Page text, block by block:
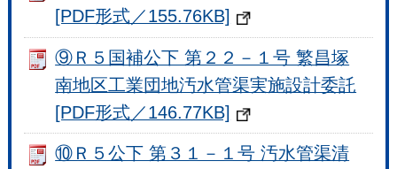
[PDF形式／155.76KB]
⑨Ｒ５国補公下 第２２－１号 繁昌塚
南地区工業団地汚水管渠実施設計委託
[PDF形式／146.77KB]
⑩Ｒ５公下 第３１－１号 汚水管渠清